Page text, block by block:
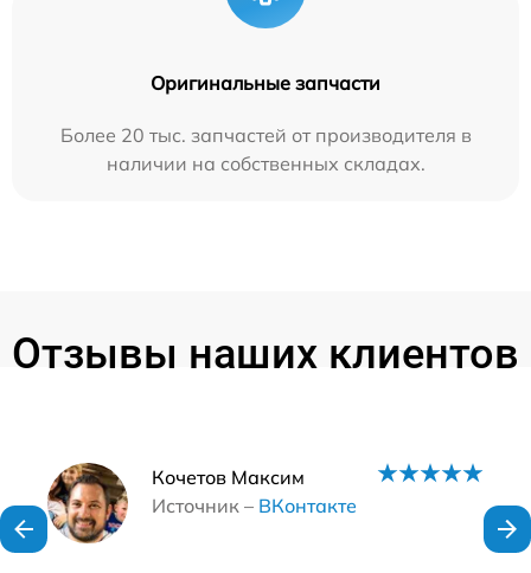
Оригинальные запчасти
Более 20 тыс. запчастей от производителя в
наличии на собственных складах.
Отзывы наших клиентов
Кочетов Максим
Источник – ВКонтакте
Наши мастера